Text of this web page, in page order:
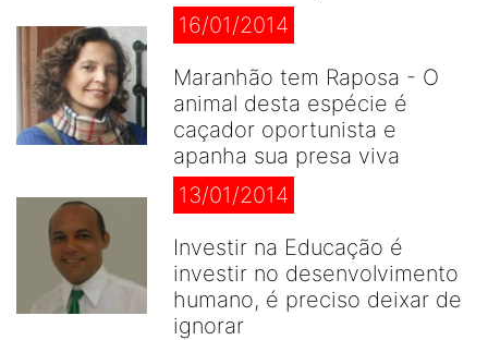
16/01/2014
Maranhão tem Raposa - O
animal desta espécie é
caçador oportunista e
apanha sua presa viva
13/01/2014
Investir na Educação é
investir no desenvolvimento
humano, é preciso deixar de
ignorar